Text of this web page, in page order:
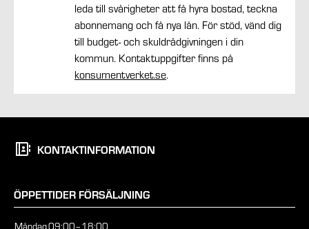
leda till svårigheter att få hyra bostad, teckna
abonnemang och få nya lån. För stöd, vänd dig
till budget- och skuldrådgivningen i din
kommun. Kontaktuppgifter finns på
konsumentverket.se.
KONTAKTINFORMATION
ÖPPETTIDER FÖRSÄLJNING
Måndag09:00–18:00